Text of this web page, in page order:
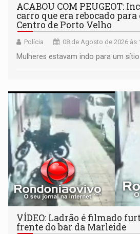
ACABOU COM PEUGEOT:
carro que era rebocado
Centro de Porto Velho
Polícia 08 de Agosto de 2026 às
Mulheres estavam indo para um sítio
VÍDEO: Ladrão é filmado
frente do bar da Marleide